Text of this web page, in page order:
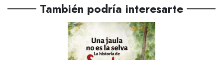
También podría interesarte